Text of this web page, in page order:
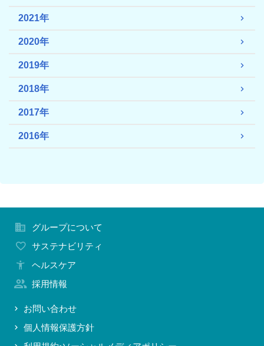
2021年
2020年
2019年
2018年
2017年
2016年
グループについて
サステナビリティ
ヘルスケア
採用情報
お問い合わせ
個人情報保護方針